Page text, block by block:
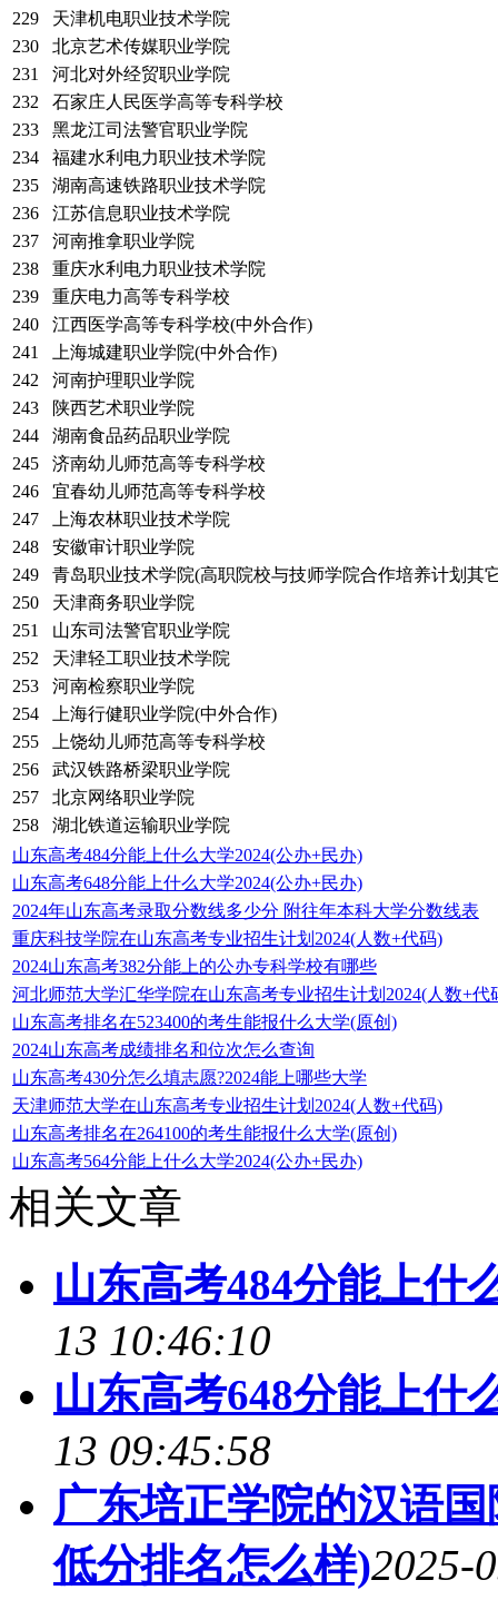
229
天津机电职业技术学院
230
北京艺术传媒职业学院
231
河北对外经贸职业学院
232
石家庄人民医学高等专科学校
233
黑龙江司法警官职业学院
234
福建水利电力职业技术学院
235
湖南高速铁路职业技术学院
236
江苏信息职业技术学院
237
河南推拿职业学院
238
重庆水利电力职业技术学院
239
重庆电力高等专科学校
240
江西医学高等专科学校(中外合作)
241
上海城建职业学院(中外合作)
242
河南护理职业学院
243
陕西艺术职业学院
244
湖南食品药品职业学院
245
济南幼儿师范高等专科学校
246
宜春幼儿师范高等专科学校
247
上海农林职业技术学院
248
安徽审计职业学院
249
青岛职业技术学院(高职院校与技师学院合作培养计划其
250
天津商务职业学院
251
山东司法警官职业学院
252
天津轻工职业技术学院
253
河南检察职业学院
254
上海行健职业学院(中外合作)
255
上饶幼儿师范高等专科学校
256
武汉铁路桥梁职业学院
257
北京网络职业学院
258
湖北铁道运输职业学院
山东高考484分能上什么大学2024(公办+民办)
山东高考648分能上什么大学2024(公办+民办)
2024年山东高考录取分数线多少分 附往年本科大学分数线表
重庆科技学院在山东高考专业招生计划2024(人数+代码)
2024山东高考382分能上的公办专科学校有哪些
河北师范大学汇华学院在山东高考专业招生计划2024(人数+代
山东高考排名在523400的考生能报什么大学(原创)
2024山东高考成绩排名和位次怎么查询
山东高考430分怎么填志愿?2024能上哪些大学
天津师范大学在山东高考专业招生计划2024(人数+代码)
山东高考排名在264100的考生能报什么大学(原创)
山东高考564分能上什么大学2024(公办+民办)
相关文章
山东高考484分能上什
13 10:46:10
山东高考648分能上什
13 09:45:58
广东培正学院的汉语
低分排名怎么样)2025-